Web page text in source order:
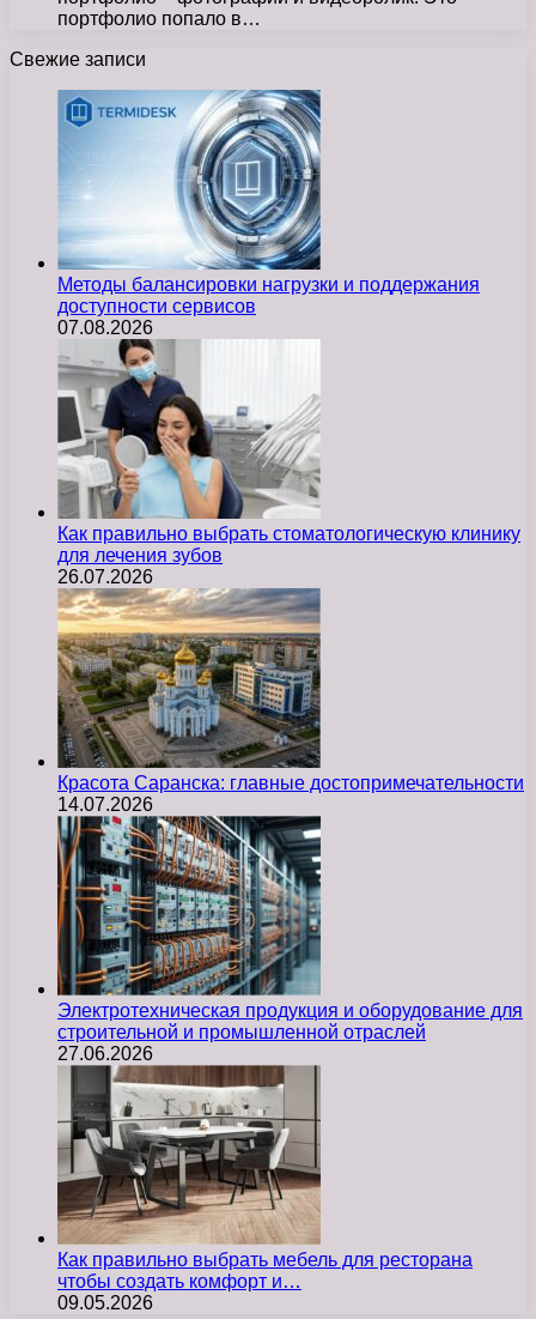
портфолио попало в…
Свежие записи
Методы балансировки нагрузки и поддержания
доступности сервисов
07.08.2026
Как правильно выбрать стоматологическую клинику
для лечения зубов
26.07.2026
Красота Саранска: главные достопримечательности
14.07.2026
Электротехническая продукция и оборудование для
строительной и промышленной отраслей
27.06.2026
Как правильно выбрать мебель для ресторана
чтобы создать комфорт и…
09.05.2026